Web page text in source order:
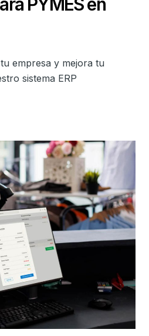
empresa y mejora tu
sistema ERP